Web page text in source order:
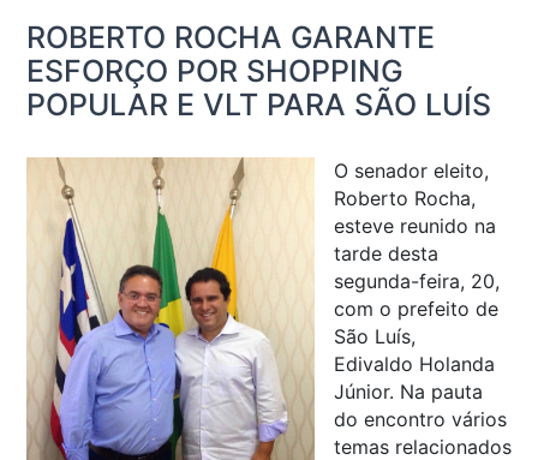
ROBERTO ROCHA GARANTE
ESFORÇO POR SHOPPING
POPULAR E VLT PARA SÃO LUÍS
O senador eleito,
Roberto Rocha,
esteve reunido na
tarde desta
segunda-feira, 20,
com o prefeito de
São Luís,
Edivaldo Holanda
Júnior. Na pauta
do encontro vários
temas relacionados